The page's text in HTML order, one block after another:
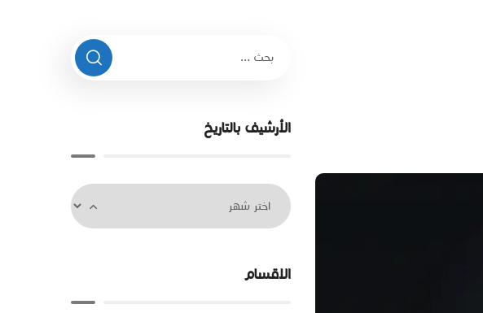
الأرشيف بالتاريخ
الاقسام